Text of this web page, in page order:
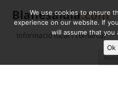
Blanesaldia.com
Informació local i comarcal
We use cookies to ensure
experience on our website. If
will assume that you
Ok